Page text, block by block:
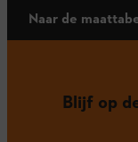
Naar de
Blijf op